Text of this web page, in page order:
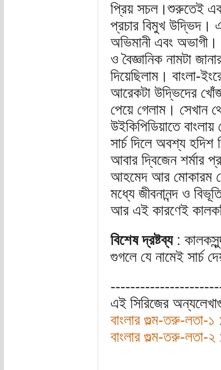
প্রিয় সচল।শুরুতেই
প্রচার বিমুখ উদ্ভিদ।
অভিমানী এবং
ও বৈজ্ঞানিক নামটা
দিয়েছিলাম। বাংলা-
আরেকটা উদ্ভিদের
পেয়ে গেলাম। সেখান
উইকিপিডিয়াতে
সার্চ দিলে অবশ্য হদিশ
আবার দ্বিজেন শর্মার
আহমেদ আর মোকারম
মধ্যে জীবনানন্দ ও
আর এই কারণেই
বিশেষ দ্রষ্টব্য:
গুগলে যে নামেই সার্চ
এই সিরিজের
বাংলার গুল্ম-তরু-লতা-১
বাংলার গুল্ম-তরু-লতা-